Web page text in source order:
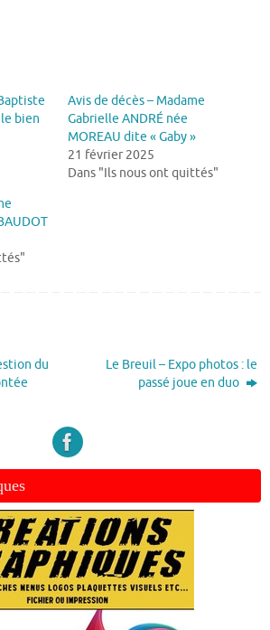
bien
Avis de décès – Madame
Gabrielle ANDRÉ née
MOREAU dite « Gaby »
21 février 2025
Dans "Ils nous ont quittés"
du
Le Breuil – Expo photos : le
passé joue en duo